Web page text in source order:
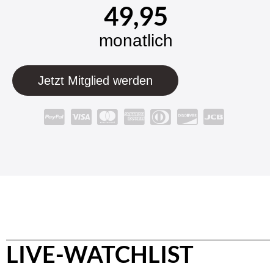
49,95
monatlich
Jetzt Mitglied werden
LIVE-WATCHLIST